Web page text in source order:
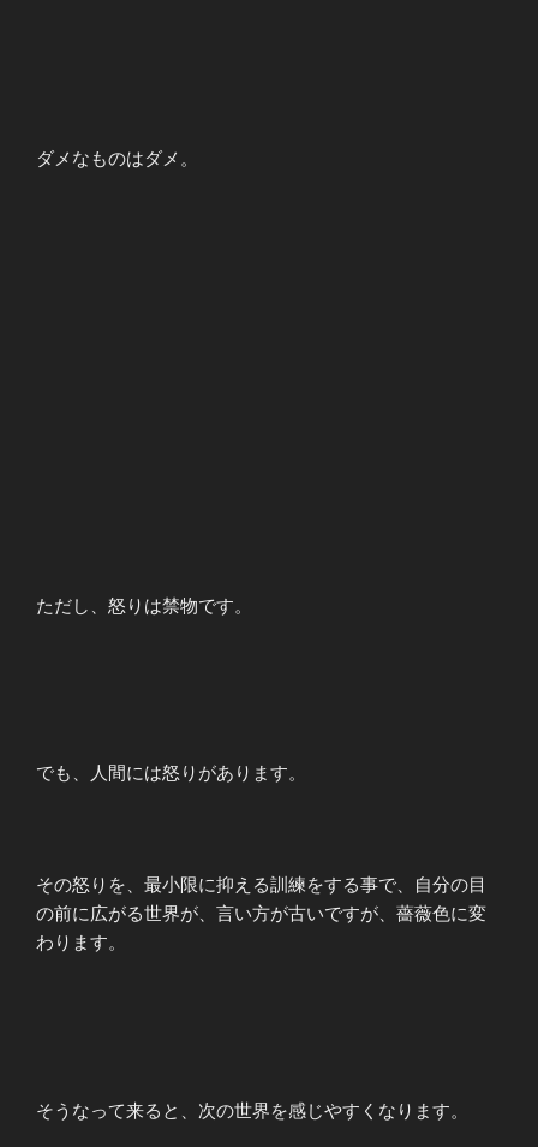
ダメなものはダメ。
ただし、怒りは禁物です。
でも、人間には怒りがあります。
その怒りを、最小限に抑える訓練をする事で、自分の目
の前に広がる世界が、言い方が古いですが、薔薇色に変
わります。
そうなって来ると、次の世界を感じやすくなります。